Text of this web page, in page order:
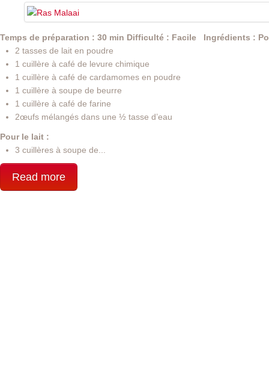
Temps de préparation : 30 min Difficulté : Facile Ingrédients :
2 tasses de lait en poudre
1 cuillère à café de levure chimique
1 cuillère à café de cardamomes en poudre
1 cuillère à soupe de beurre
1 cuillère à café de farine
2œufs mélangés dans une ½ tasse d’eau
Pour le lait :
3 cuillères à soupe de...
Read more